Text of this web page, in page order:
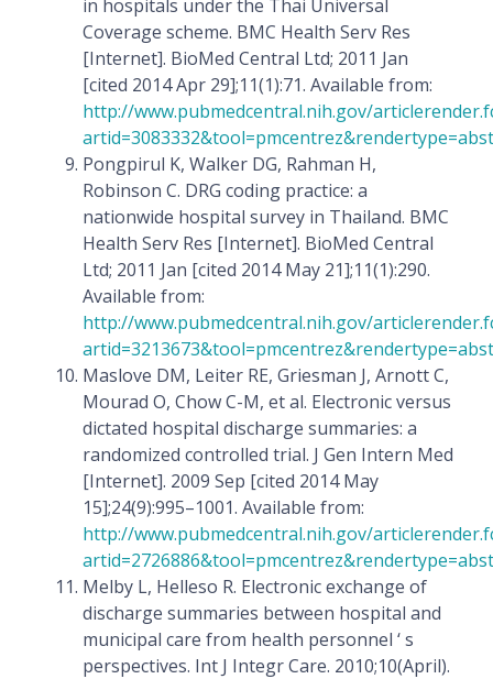
in hospitals under the Thai Universal
Coverage scheme. BMC Health Serv Res
[Internet]. BioMed Central Ltd; 2011 Jan
[cited 2014 Apr 29];11(1):71. Available from:
http://www.pubmedcentral.nih.gov/
Pongpirul K, Walker DG, Rahman H,
Robinson C. DRG coding practice: a
nationwide hospital survey in Thailand. BMC
Health Serv Res [Internet]. BioMed Central
Ltd; 2011 Jan [cited 2014 May 21];11(1):290.
Available from:
http://www.pubmedcentral.nih.gov/
Maslove DM, Leiter RE, Griesman J, Arnott C,
Mourad O, Chow C-M, et al. Electronic versus
dictated hospital discharge summaries: a
randomized controlled trial. J Gen Intern Med
[Internet]. 2009 Sep [cited 2014 May
15];24(9):995–1001. Available from:
http://www.pubmedcentral.nih.gov/
Melby L, Helleso R. Electronic exchange of
discharge summaries between hospital and
municipal care from health personnel ‘ s
perspectives. Int J Integr Care. 2010;10(April).